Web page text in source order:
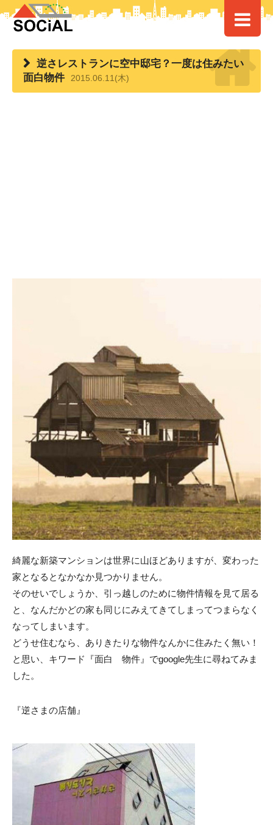
HOME>> 逆さレストランに空中邸宅？一度は住みたい面白物件
逆さレストランに空中邸宅？一度は住みたい
面白物件
2015.06.11(木)
綺麗な新築マンションは世界に山ほどありますが、変わった
家となるとなかなか見つかりません。
そのせいでしょうか、引っ越しのために物件情報を見て居る
と、なんだかどの家も同じにみえてきてしまってつまらなく
なってしまいます。
どうせ住むなら、ありきたりな物件なんかに住みたく無い！
と思い、キワード『面白 物件』でgoogle先生に尋ねてみま
した。
『逆さまの店舗』